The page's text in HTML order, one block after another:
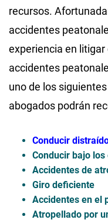
recursos.
accidentes
experiencia en
accidentes
uno de los
abogados podrán
Conducir
Conducir bajo
Accidentes de
Giro deficiente
Accidentes en el
Atropellado por